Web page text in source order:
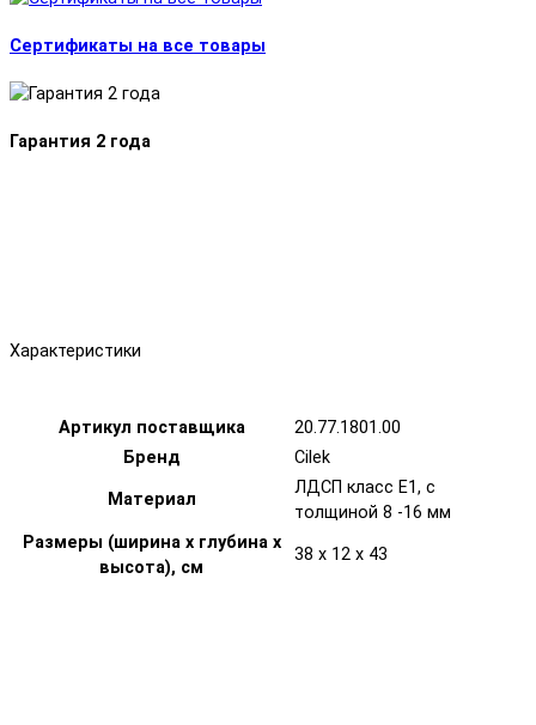
Сертификаты на все товары
Гарантия 2 года
Характеристики
Артикул поставщика
20.77.1801.00
Бренд
Cilek
Материал
ЛДСП класс Е1, с
толщиной 8 -16 мм
Размеры (ширина х глубина х
высота), см
38 x 12 x 43